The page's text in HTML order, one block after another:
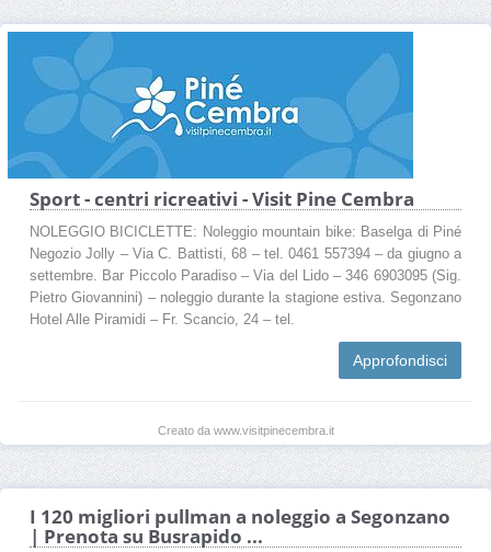
Sport - centri ricreativi - Visit Pine Cembra
NOLEGGIO BICICLETTE: Noleggio mountain bike: Baselga di Piné
Negozio Jolly – Via C. Battisti, 68 – tel. 0461 557394 – da giugno a
settembre. Bar Piccolo Paradiso – Via del Lido – 346 6903095 (Sig.
Pietro Giovannini) – noleggio durante la stagione estiva. Segonzano
Hotel Alle Piramidi – Fr. Scancio, 24 – tel.
Approfondisci
Creato da www.visitpinecembra.it
I 120 migliori pullman a noleggio a Segonzano
| Prenota su Busrapido ...